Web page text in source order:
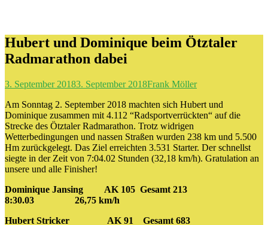
Hubert und Dominique beim Ötztaler
Radmarathon dabei
3. September 20183. September 2018Frank Möller
Am Sonntag 2. September 2018 machten sich Hubert und
Dominique zusammen mit 4.112 “Radsportverrückten“ auf die
Strecke des Ötztaler Radmarathon. Trotz widrigen
Wetterbedingungen und nassen Straßen wurden 238 km und 5.500
Hm zurückgelegt. Das Ziel erreichten 3.531 Starter. Der schnellst
siegte in der Zeit von 7:04.02 Stunden (32,18 km/h). Gratulation an
unsere und alle Finisher!
Dominique Jansing AK 105 Gesamt 213
8:30.03 26,75 km/h
Hubert Stricker AK 91 Gesamt 683